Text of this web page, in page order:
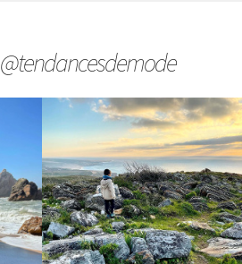
@tendancesdemode